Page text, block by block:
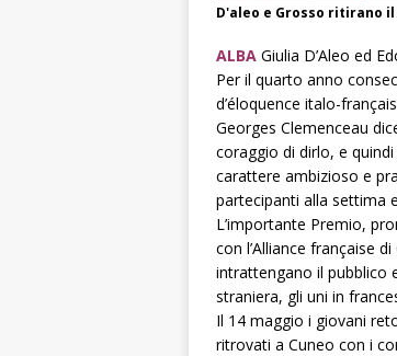
D'aleo e Grosso ritirano
ALBA Giulia D’Aleo ed
Per il quarto anno
d’éloquence italo-
Georges Clemenceau
coraggio di dirlo, e quindi
carattere ambizioso e
partecipanti alla settima
L’importante Premio,
con l’Alliance française
intrattengano il pubblico
straniera, gli uni in
Il 14 maggio i giovani
ritrovati a Cuneo con i